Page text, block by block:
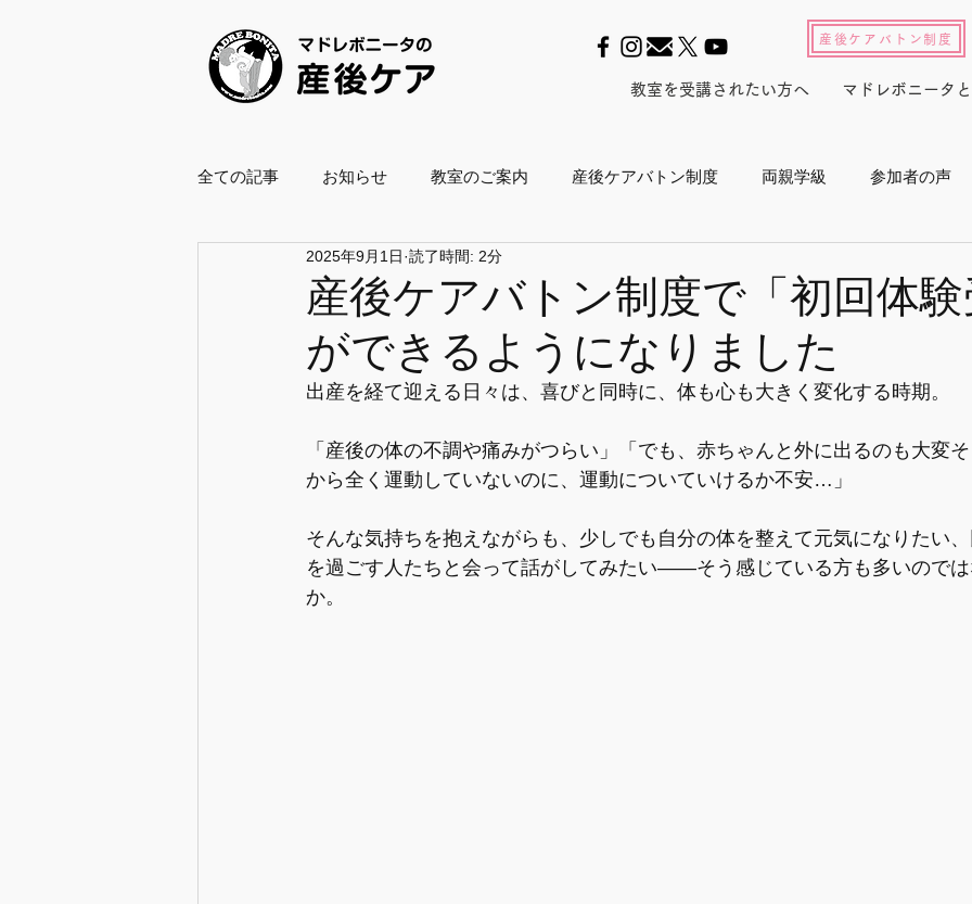
教室を受講されたい方へ マドレボニータ
産後ケアバトン制度
全ての記事 お知らせ 教室のご案内 産後ケアバトン制度 両親学級 参加者の声
養成スクール2021 養成スクール2022
ボールエクササイズ指導士 産後白書 会員活動 マドレジャーナル
企業・自治体協働 復職支援プログラム メディア 東京マラソン ボランティア活
【情報】出産と入退院
産後ケアバトン制度で「初回体
ができるようになりました
2025年9月1日 読了時間: 2分
出産を経て迎える日々は、喜びと同時に、体も心も大きく変化する時期。
「産後の体の不調や痛みがつらい」「でも、赤ちゃんと外に出るのも大変
から全く運動していないのに、運動についていけるか不安…」
そんな気持ちを抱えながらも、少しでも自分の体を整えて元気になりたい
を過ごす人たちと会って話がしてみたい――そう感じている方も多いので
か。